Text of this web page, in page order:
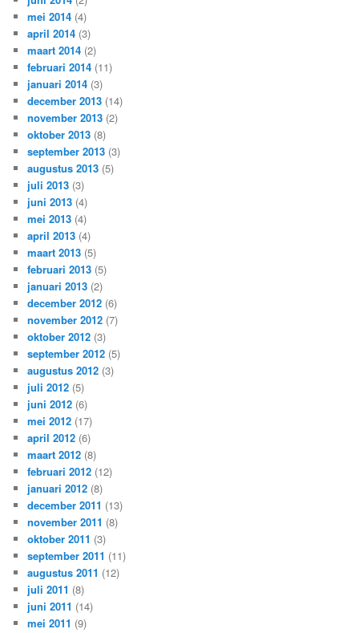
mei 2014 (4)
april 2014 (3)
maart 2014 (2)
februari 2014 (11)
januari 2014 (3)
december 2013 (14)
november 2013 (2)
oktober 2013 (8)
september 2013 (3)
augustus 2013 (5)
juli 2013 (3)
juni 2013 (4)
mei 2013 (4)
april 2013 (4)
maart 2013 (5)
februari 2013 (5)
januari 2013 (2)
december 2012 (6)
november 2012 (7)
oktober 2012 (3)
september 2012 (5)
augustus 2012 (3)
juli 2012 (5)
juni 2012 (6)
mei 2012 (17)
april 2012 (6)
maart 2012 (8)
februari 2012 (12)
januari 2012 (8)
december 2011 (13)
november 2011 (8)
oktober 2011 (3)
september 2011 (11)
augustus 2011 (12)
juli 2011 (8)
juni 2011 (14)
mei 2011 (9)